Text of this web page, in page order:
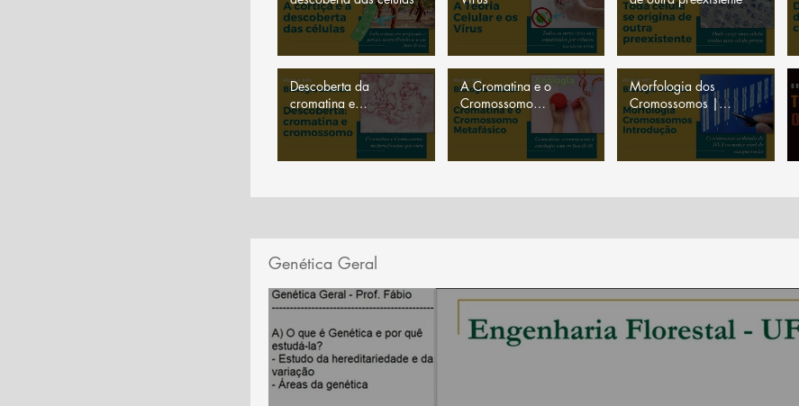
Descoberta da
cromatina e
cromossomos |
História
A Cromatina e o
Cromossomo
Metafásico | Analogia
Morfologia dos
Cromossomos |
Introdução
Genética Geral